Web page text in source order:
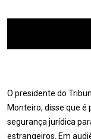
O presidente do
Monteiro, disse que é
segurança jurídica
estrangeiros. Em